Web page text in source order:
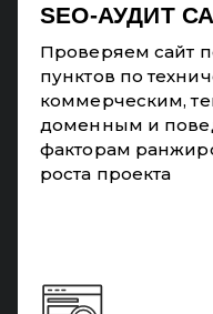
SEO-АУДИТ
Проверяем сайт
пунктов по
коммерческим,
доменным и
факторам
роста проекта